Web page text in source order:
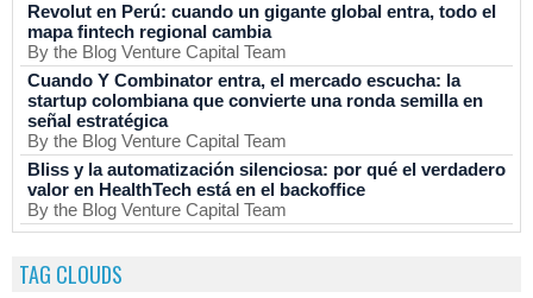
Revolut en Perú: cuando un gigante global entra, todo el
mapa fintech regional cambia
By the Blog Venture Capital Team
Cuando Y Combinator entra, el mercado escucha: la
startup colombiana que convierte una ronda semilla en
señal estratégica
By the Blog Venture Capital Team
Bliss y la automatización silenciosa: por qué el verdadero
valor en HealthTech está en el backoffice
By the Blog Venture Capital Team
TAG CLOUDS